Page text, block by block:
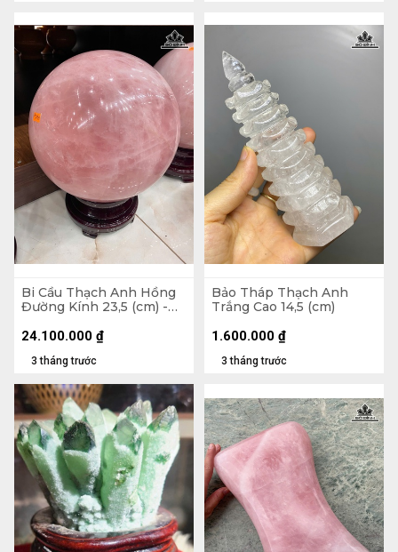
Bi Cầu Thạch Anh Hồng
Đường Kính 23,5 (cm) -
3 tháng trước
24.100.000 ₫
Bảo Tháp Thạch Anh
Trắng Cao 14,5 (cm)
3 tháng trước
1.600.000 ₫